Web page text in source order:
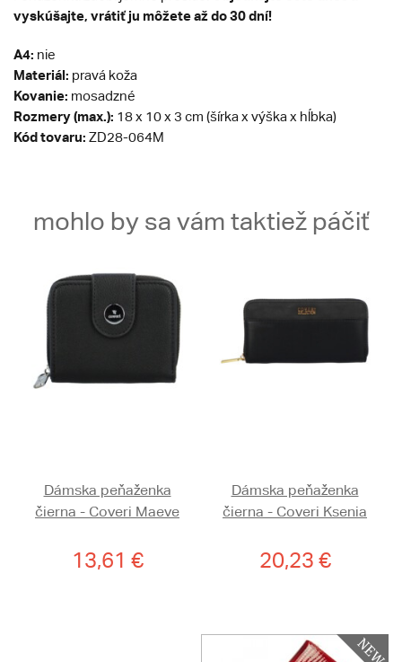
vyskúšajte, vrátiť ju môžete až do 30 dní!
A4: nie
Materiál: pravá koža
Kovanie: mosadzné
Rozmery (max.): 18 x 10 x 3 cm (šírka x výška x hĺbka)
Kód tovaru: ZD28-064M
mohlo by sa vám taktiež páčiť
Dámska peňaženka
čierna - Coveri Maeve
13,61 €
Dámska peňaženka
čierna - Coveri Ksenia
20,23 €